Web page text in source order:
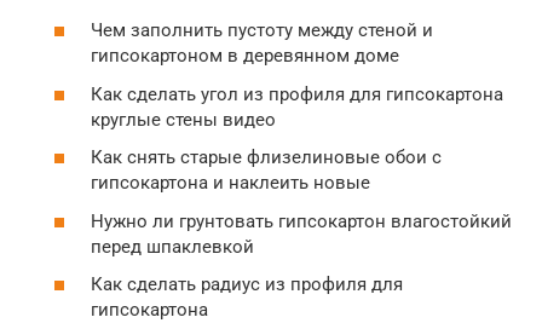
Чем заполнить пустоту между стеной и
гипсокартоном в деревянном доме
Как сделать угол из профиля для гипсокартона
круглые стены видео
Как снять старые флизелиновые обои с
гипсокартона и наклеить новые
Нужно ли грунтовать гипсокартон влагостойкий
перед шпаклевкой
Как сделать радиус из профиля для
гипсокартона